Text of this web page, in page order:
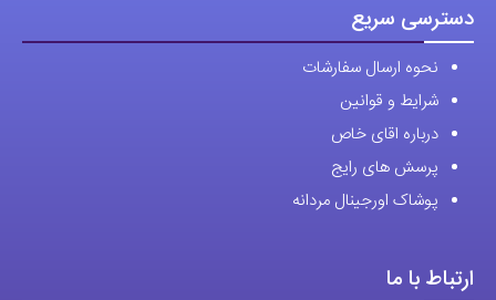
دسترسی سریع
نحوه ارسال سفارشات
شرایط و قوانین
درباره اقای خاص
پرسش های رایج
پوشاک اورجینال مردانه
ارتباط با ما